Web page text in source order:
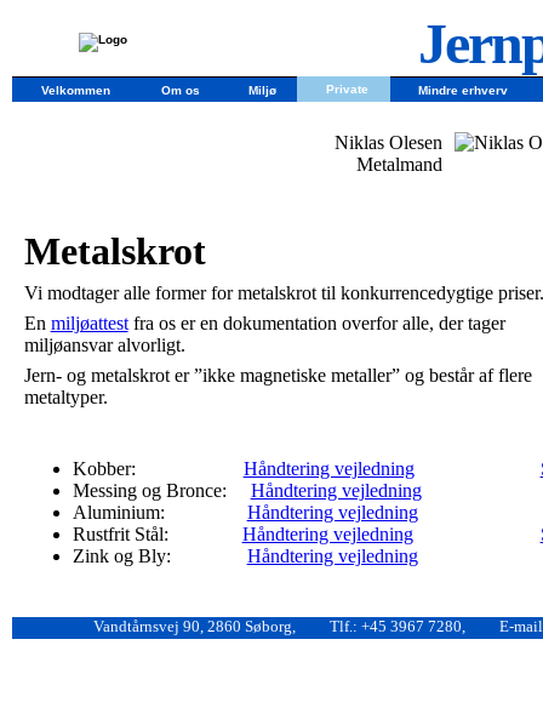
Velkommen Om os Miljø Private Mindre erhverv
Niklas Olesen
Metalmand
Metalskrot
Vi modtager alle former for metalskrot til konkurrencedygtige priser.
En miljøattestfra os er en dokumentation overfor alle, der tager
miljøansvar alvorligt.
Jern- og metalskrot er ”ikke magnetiske metaller” og består af flere
metaltyper.
Kobber: Håndtering vejledning
Messing og Bronce:
Håndtering vejledning
Aluminium:
Håndtering vejledning
Rustfrit Stål:
Håndtering vejledning
Zink og Bly:
Håndtering vejledning
Vandtårnsvej 90, 2860 Søborg, Tlf.: +45 3967 7280, E-